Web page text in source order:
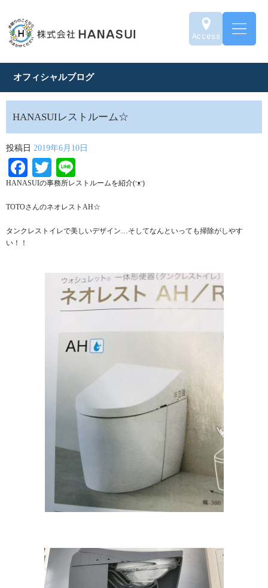
オフィシャルブログ
HANASUIレストルーム☆
投稿日 2019年6月10日
Facebook
Twitter
HANASUIの事務所レストルームを紹介(ᵔᴥᵔ)
TOTOさんのネオレストAH☆
タンクレストイレで美しいデザイン…そしてなんといっても掃除がしやす
い！！